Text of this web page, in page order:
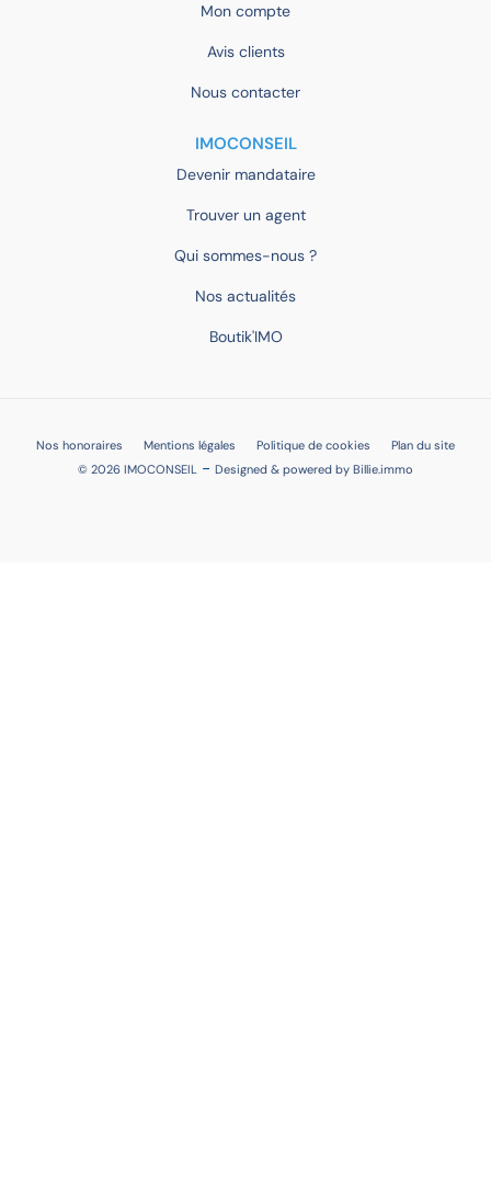
Mon compte
Avis clients
Nous contacter
IMOCONSEIL
Devenir mandataire
Trouver un agent
Qui sommes-nous ?
Nos actualités
Boutik'IMO
Nos honoraires Mentions légales Politique de cookies
Plan du site
© 2026 IMOCONSEIL - Designed & powered by Billie.immo